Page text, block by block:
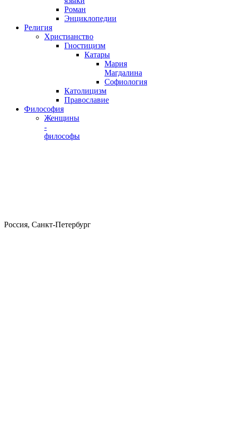
Роман
Энциклопедии
Религия
Христианство
Гностицизм
Катары
Мария
Магдалина
Софиология
Католицизм
Православие
Философия
Женщины
-
философы
Россия, Санкт-Петербург